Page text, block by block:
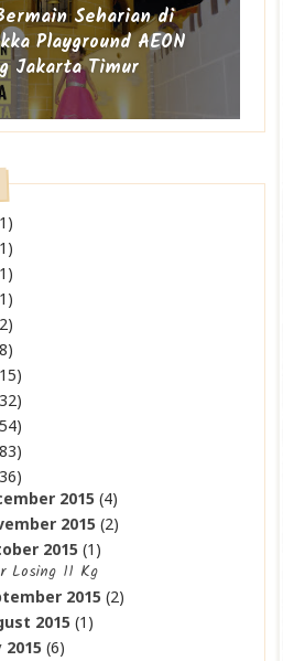
Seharian di
Playground AEON
Jakarta Timur
2015(4)
2015(2)
2015(1)
Losing 11 Kg
2015(2)
2015(1)
2015(6)